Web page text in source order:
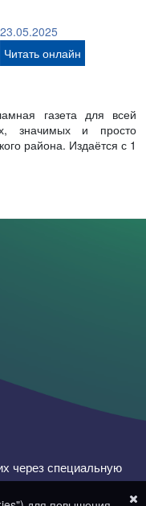
23.05.2025
Читать онлайн
газета для всей
значимых и просто
района. Издаётся с 1
через специальную